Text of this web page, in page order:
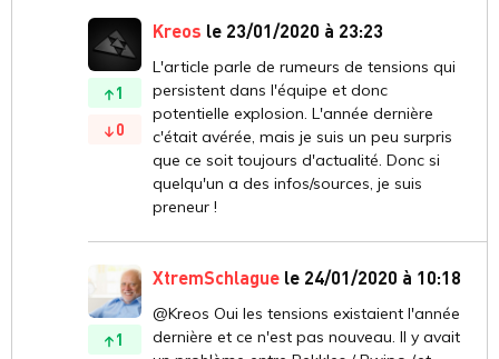
1
0
Kreos le 23/01/2020 à 23:23
L'article parle de rumeurs de tensions qui
persistent dans l'équipe et donc
potentielle explosion. L'année dernière
c'était avérée, mais je suis un peu surpris
que ce soit toujours d'actualité. Donc si
quelqu'un a des infos/sources, je suis
preneur !
1
XtremSchlague le 24/01/2020 à 10:18
@Kreos Oui les tensions existaient l'année
dernière et ce n'est pas nouveau. Il y avait